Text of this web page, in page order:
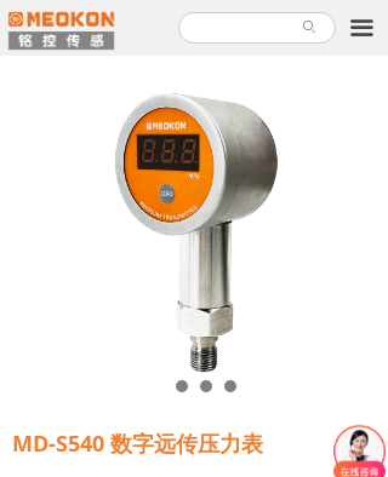
끀
首页
产品使用指南
ꄙ
MD-S540 数字远传压力表